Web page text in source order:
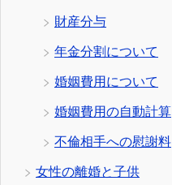
財産分与
年金分割について
婚姻費用について
婚姻費用の自動計算
不倫相手への慰謝料
女性の離婚と子供